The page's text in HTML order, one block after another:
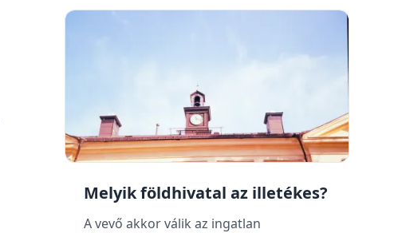
Melyik földhivatal az illetékes?
A vevő akkor válik az ingatlan